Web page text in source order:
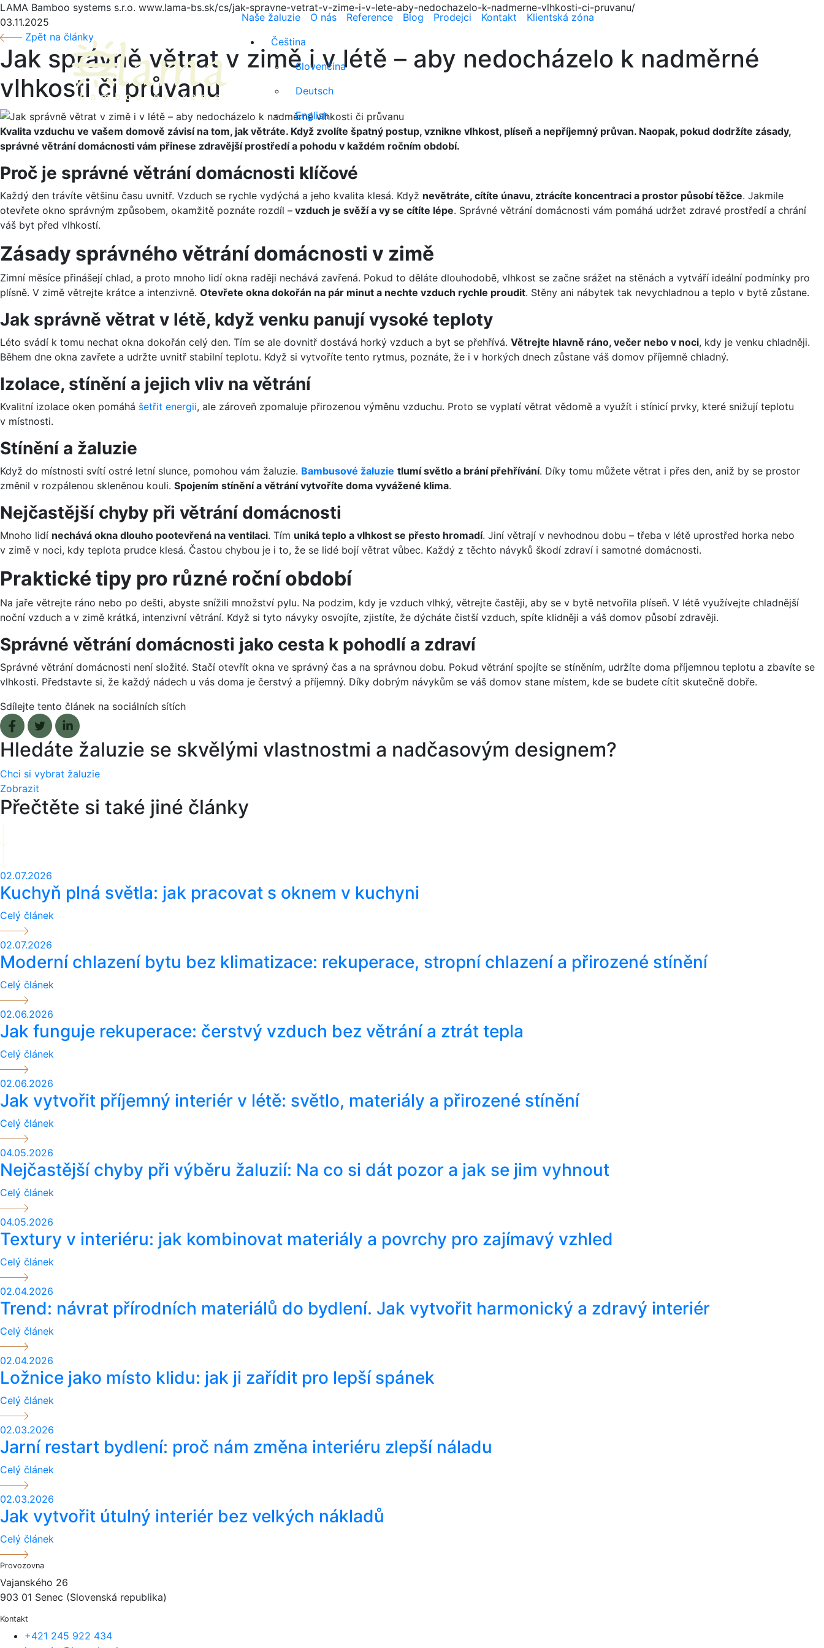
LAMA Bamboo systems s.r.o. www.lama-bs.sk/cs/jak-spravne-vetrat-v-zime-i-v-lete-aby-nedochazelo-k-nadmerne-vlhkosti-ci-pruvanu/
Naše žaluzie
O nás Reference Blog Prodejci Kontakt
Klientská zóna
Čeština
Slovenčina
Deutsch
English
03.11.2025
Zpět na články
Jak správně větrat v zimě i v létě – aby nedocházelo k nadměrné
vlhkosti či průvanu
Kvalita vzduchu ve vašem domově závisí na tom, jak větráte. Když zvolíte špatný postup, vznikne vlhkost, plíseň a nepříjemný průvan. Naopak, pokud dodržíte zásady,
správné větrání domácnosti vám přinese zdravější prostředí a pohodu v každém ročním období.
Proč je správné větrání domácnosti klíčové
Každý den trávíte většinu času uvnitř. Vzduch se rychle vydýchá a jeho kvalita klesá. Když nevětráte, cítíte únavu, ztrácíte koncentraci a prostor působí těžce. Jakmile
otevřete okno správným způsobem, okamžitě poznáte rozdíl – vzduch je svěží a vy se cítíte lépe. Správné větrání domácnosti vám pomáhá udržet zdravé prostředí a chrání
váš byt před vlhkostí.
Zásady správného větrání domácnosti v zimě
Zimní měsíce přinášejí chlad, a proto mnoho lidí okna raději nechává zavřená. Pokud to děláte dlouhodobě, vlhkost se začne srážet na stěnách a vytváří ideální podmínky pro
plísně. V zimě větrejte krátce a intenzivně. Otevřete okna dokořán na pár minut a nechte vzduch rychle proudit. Stěny ani nábytek tak nevychladnou a teplo v bytě zůstane.
Jak správně větrat v létě, když venku panují vysoké teploty
Léto svádí k tomu nechat okna dokořán celý den. Tím se ale dovnitř dostává horký vzduch a byt se přehřívá. Větrejte hlavně ráno, večer nebo v noci, kdy je venku chladněji.
Během dne okna zavřete a udržte uvnitř stabilní teplotu. Když si vytvoříte tento rytmus, poznáte, že i v horkých dnech zůstane váš domov příjemně chladný.
Izolace, stínění a jejich vliv na větrání
Kvalitní izolace oken pomáhá šetřit energii, ale zároveň zpomaluje přirozenou výměnu vzduchu. Proto se vyplatí větrat vědomě a využít i stínicí prvky, které snižují teplotu
v místnosti.
Stínění a žaluzie
Když do místnosti svítí ostré letní slunce, pomohou vám žaluzie. Bambusové žaluzie tlumí světlo a brání přehřívání. Díky tomu můžete větrat i přes den, aniž by se prostor
změnil v rozpálenou skleněnou kouli. Spojením stínění a větrání vytvoříte doma vyvážené klima.
Nejčastější chyby při větrání domácnosti
Mnoho lidí nechává okna dlouho pootevřená na ventilaci. Tím uniká teplo a vlhkost se přesto hromadí. Jiní větrají v nevhodnou dobu – třeba v létě uprostřed horka nebo
v zimě v noci, kdy teplota prudce klesá. Častou chybou je i to, že se lidé bojí větrat vůbec. Každý z těchto návyků škodí zdraví i samotné domácnosti.
Praktické tipy pro různé roční období
Na jaře větrejte ráno nebo po dešti, abyste snížili množství pylu. Na podzim, kdy je vzduch vlhký, větrejte častěji, aby se v bytě netvořila plíseň. V létě využívejte chladnější
noční vzduch a v zimě krátká, intenzivní větrání. Když si tyto návyky osvojíte, zjistíte, že dýcháte čistší vzduch, spíte klidněji a váš domov působí zdravěji.
Správné větrání domácnosti jako cesta k pohodlí a zdraví
Správné větrání domácnosti není složité. Stačí otevřít okna ve správný čas a na správnou dobu. Pokud větrání spojíte se stíněním, udržíte doma příjemnou teplotu a zbavíte se
vlhkosti. Představte si, že každý nádech u vás doma je čerstvý a příjemný. Díky dobrým návykům se váš domov stane místem, kde se budete cítit skutečně dobře.
Sdílejte tento článek na sociálních sítích
Facebook share
Tweet Linkedin share
Hledáte žaluzie se skvělými vlastnostmi a nadčasovým designem?
Chci si vybrat žaluzie
Zobrazit
Přečtěte si také jiné články
02.07.2026
Kuchyň plná světla: jak pracovat s oknem v kuchyni
Celý článek
02.07.2026
Moderní chlazení bytu bez klimatizace: rekuperace, stropní chlazení a přirozené stínění
Celý článek
02.06.2026
Jak funguje rekuperace: čerstvý vzduch bez větrání a ztrát tepla
Celý článek
02.06.2026
Jak vytvořit příjemný interiér v létě: světlo, materiály a přirozené stínění
Celý článek
04.05.2026
Nejčastější chyby při výběru žaluzií: Na co si dát pozor a jak se jim vyhnout
Celý článek
04.05.2026
Textury v interiéru: jak kombinovat materiály a povrchy pro zajímavý vzhled
Celý článek
02.04.2026
Trend: návrat přírodních materiálů do bydlení. Jak vytvořit harmonický a zdravý interiér
Celý článek
02.04.2026
Ložnice jako místo klidu: jak ji zařídit pro lepší spánek
Celý článek
02.03.2026
Jarní restart bydlení: proč nám změna interiéru zlepší náladu
Celý článek
02.03.2026
Jak vytvořit útulný interiér bez velkých nákladů
Celý článek
Provozovna
Vajanského 26
903 01 Senec (Slovenská republika)
Kontakt
+421 245 922 434